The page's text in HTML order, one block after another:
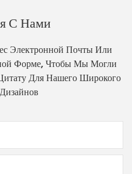
С Нами
Электронной Почты Или
Форме, Чтобы Мы Могли
Для Нашего Широкого